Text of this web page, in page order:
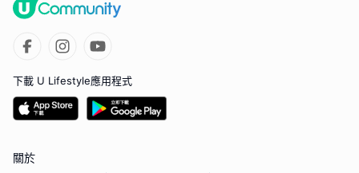
下載 U Lifestyle應用程式
關於